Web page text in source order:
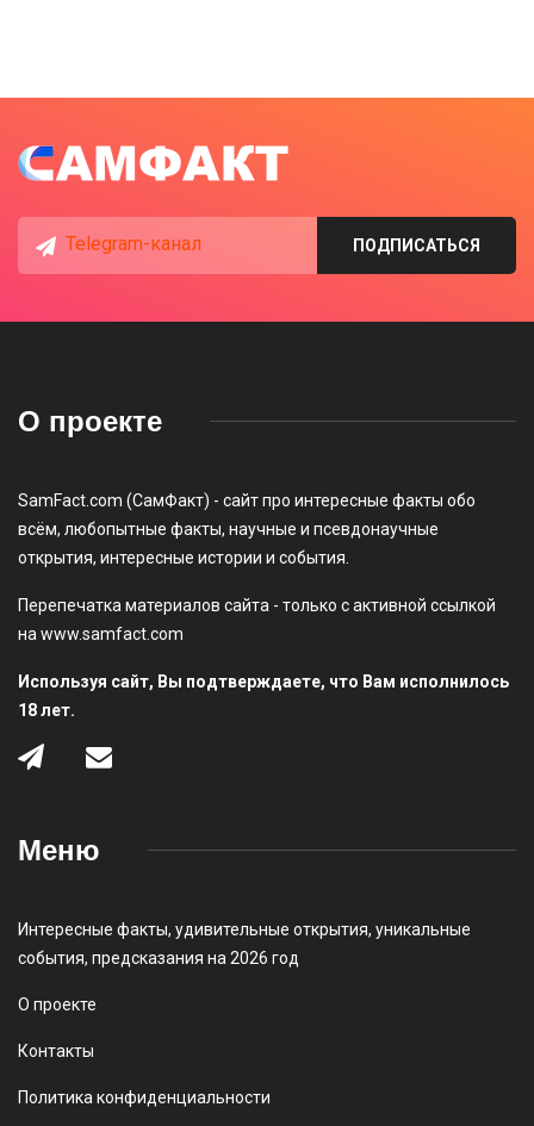
Telegram-канал ПОДПИСАТЬСЯ
О проекте
SamFact.com (СамФакт) - сайт про интересные факты обо
всём, любопытные факты, научные и псевдонаучные
открытия, интересные истории и события.
Перепечатка материалов сайта - только с активной ссылкой
на www.samfact.com
Используя сайт, Вы подтверждаете, что Вам исполнилось
18 лет.
Меню
Интересные факты, удивительные открытия, уникальные
события, предсказания на 2026 год
О проекте
Контакты
Политика конфиденциальности